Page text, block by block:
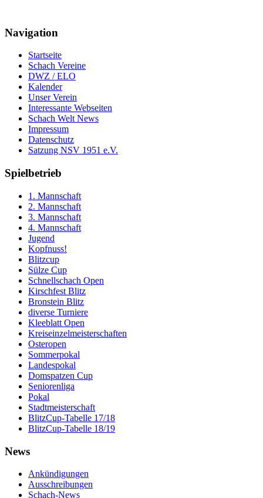
Navigation
Startseite
Schach Vereine
DWZ / ELO
Kalender
Unser Verein
Interessante Webseiten
Schach Welt News
Impressum
Datenschutz
Satzung NSV 1951 e.V.
Spielbetrieb
1. Mannschaft
2. Mannschaft
3. Mannschaft
4. Mannschaft
Jugend
Kopfnuss!
Blitzcup
Sülze Cup
Schnellschach Open
Kirschfest Blitz
Bronstein Blitz
diverse Turniere
Kleeblatt Open
Kreiseinzelmeisterschaften
Osteropen
Sommerpokal
Landespokal
Domspatzen Cup
Seniorenliga
Pokal
Stadtmeisterschaft
BlitzCup-Tabelle 17/18
BlitzCup-Tabelle 18/19
News
Ankündigungen
Ausschreibungen
Schach-News